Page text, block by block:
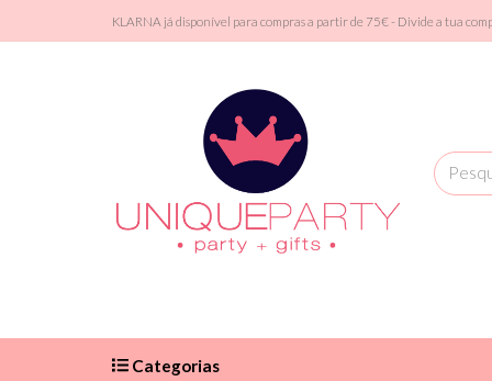
KLARNA já disponível para compras a partir de 75€ - Divide a tua
Categorias